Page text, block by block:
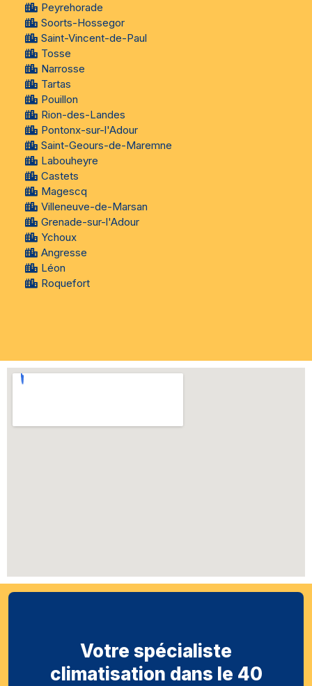
Peyrehorade
Soorts-Hossegor
Saint-Vincent-de-Paul
Tosse
Narrosse
Tartas
Pouillon
Rion-des-Landes
Pontonx-sur-l'Adour
Saint-Geours-de-Maremne
Labouheyre
Castets
Magescq
Villeneuve-de-Marsan
Grenade-sur-l'Adour
Ychoux
Angresse
Léon
Roquefort
Votre spécialiste
climatisation dans le 40